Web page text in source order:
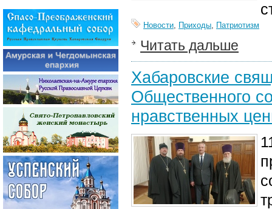
Новости, Приходы, Патриотизм
Читать дальше
Хабаровские
Общественного
нравственных